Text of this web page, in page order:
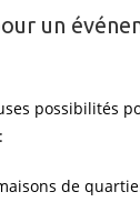
un
possibilités
de